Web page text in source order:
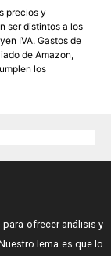
precios y
ser distintos a los
IVA. Gastos de
de Amazon,
los
ofrecer análisis y
lema es que lo